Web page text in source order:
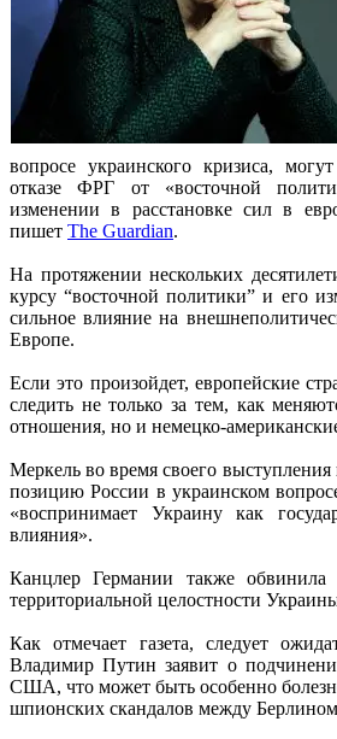
вопросе украинского кризиса,
отказе ФРГ от «восточной
изменении в расстановке сил в
пишет The Guardian.
На протяжении нескольких
курсу “восточной политики” и его
сильное влияние на
Европе.
Если это произойдет, европейские
следить не только за тем, как
отношения, но и немецко-
Меркель во время своего выступления
позицию России в украинском
«воспринимает Украину как
влияния».
Канцлер Германии также
территориальной целостности
Как отмечает газета, следует
Владимир Путин заявит о
США, что может быть особенно
шпионских скандалов между